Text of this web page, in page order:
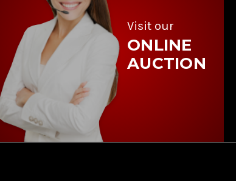
Visit our
ONLINE
AUCTION